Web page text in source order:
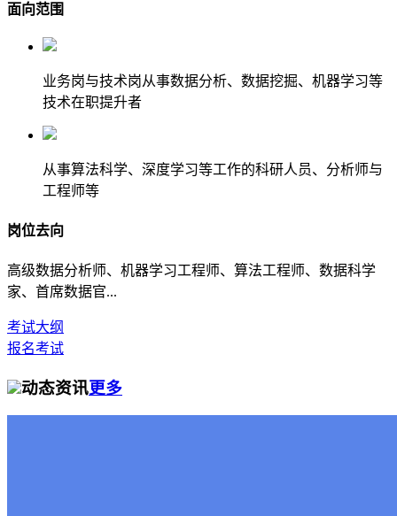
面向范围
业务岗与技术岗从事数据分析、数据挖掘、机器学习等
技术在职提升者
从事算法科学、深度学习等工作的科研人员、分析师与
工程师等
岗位去向
高级数据分析师、机器学习工程师、算法工程师、数据科学
家、首席数据官...
考试大纲
报名考试
动态资讯更多